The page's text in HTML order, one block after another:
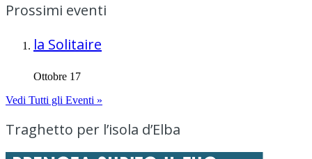
Prossimi eventi
la Solitaire
Ottobre 17
Vedi Tutti gli Eventi »
Traghetto per l’isola d’Elba